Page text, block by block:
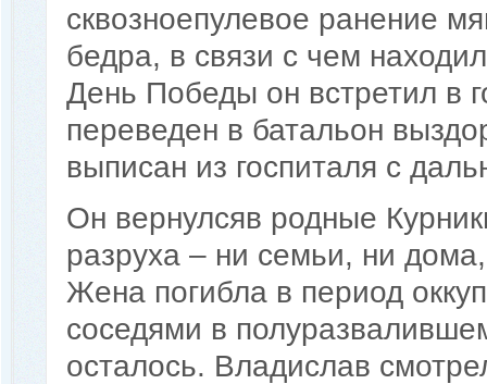
сквозноепулевое ранение
бедра, в связи с чем
День Победы он встретил в
переведен в батальон
выписан из госпиталя с
Он вернулсяв родные
разруха – ни семьи, ни
Жена погибла в период
соседями в
осталось. Владислав